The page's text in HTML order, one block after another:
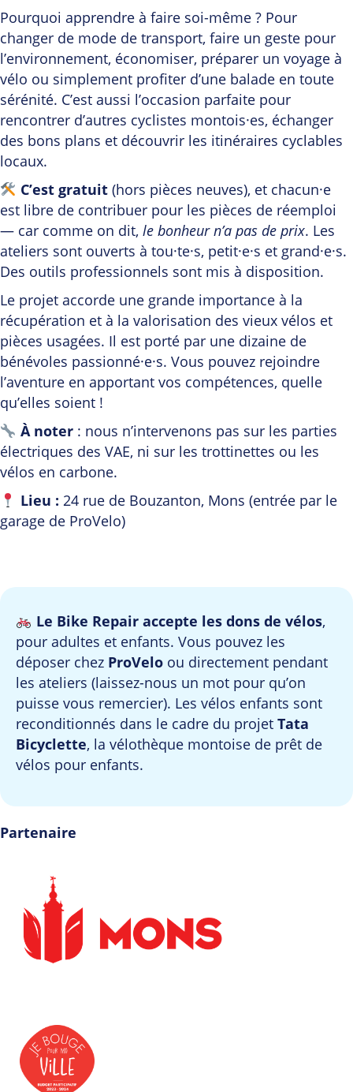
Pourquoi apprendre à faire soi-même ? Pour
changer de mode de transport, faire un geste pour
l’environnement, économiser, préparer un voyage à
vélo ou simplement profiter d’une balade en toute
sérénité. C’est aussi l’occasion parfaite pour
rencontrer d’autres cyclistes montois·es, échanger
des bons plans et découvrir les itinéraires cyclables
locaux.
C’est gratuit(hors pièces neuves), et chacun·e
est libre de contribuer pour les pièces de réemploi
— car comme on dit, le bonheur n’a pas de prix. Les
ateliers sont ouverts à tou·te·s, petit·e·s et grand·e·s.
Des outils professionnels sont mis à disposition.
Le projet accorde une grande importance à la
récupération et à la valorisation des vieux vélos et
pièces usagées. Il est porté par une dizaine de
bénévoles passionné·e·s. Vous pouvez rejoindre
l’aventure en apportant vos compétences, quelle
qu’elles soient !
À noter: nous n’intervenons pas sur les parties
électriques des VAE, ni sur les trottinettes ou les
vélos en carbone.
Lieu : 24 rue de Bouzanton, Mons (entrée par le
garage de ProVelo)
Le Bike Repair accepte les dons de vélos,
pour adultes et enfants. Vous pouvez les
déposer chez ProVelo ou directement pendant
les ateliers (laissez-nous un mot pour qu’on
puisse vous remercier). Les vélos enfants sont
reconditionnés dans le cadre du projet Tata
Bicyclette, la vélothèque montoise de prêt de
vélos pour enfants.
Partenaire